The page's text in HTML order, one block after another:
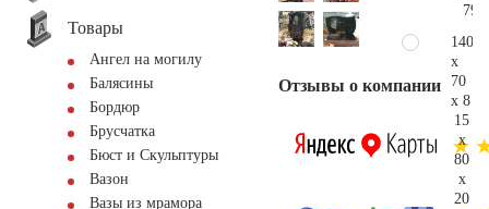
Товары
Ангел на могилу
Балясины
Бордюр
Брусчатка
Бюст и Скульптуры
Вазон
Вазы из мрамора
Отзывы о компании
140
x
70
x 8
15
x
80
x
20